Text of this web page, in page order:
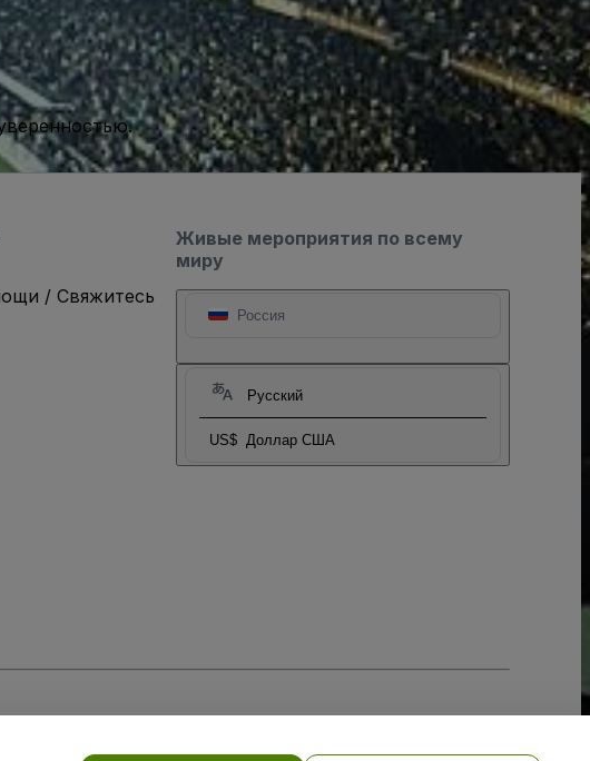
Живые мероприятия по всему
миру
Россия
Русский
US$ Доллар США
/ Свяжитесь